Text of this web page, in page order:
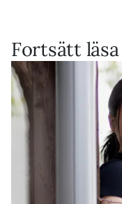
Fortsätt läsa